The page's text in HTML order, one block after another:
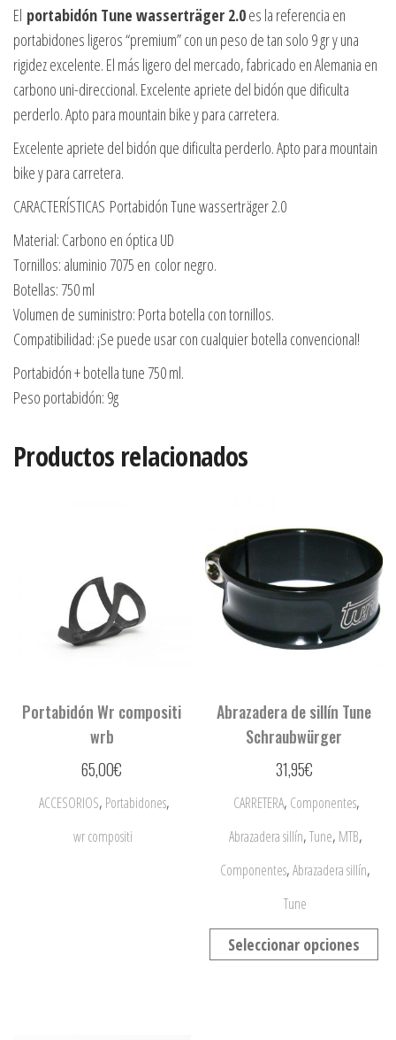
El portabidón Tune wasserträger 2.0es la referencia en
portabidones ligeros “premium” con un peso de tan solo 9 gr y una
rigidez excelente. El más ligero del mercado, fabricado en Alemania en
carbono uni-direccional. Excelente apriete del bidón que dificulta
perderlo. Apto para mountain bike y para carretera.
Excelente apriete del bidón que dificulta perderlo. Apto para mountain
bike y para carretera.
CARACTERÍSTICAS Portabidón Tune wasserträger 2.0
Material: Carbono en óptica UD
Tornillos: aluminio 7075 en color negro.
Botellas: 750 ml
Volumen de suministro: Porta botella con tornillos.
Compatibilidad: ¡Se puede usar con cualquier botella convencional!
Portabidón + botella tune 750 ml.
Peso portabidón: 9g
Productos relacionados
Portabidón Wr compositi
wrb
65,00€
ACCESORIOS, Portabidones,
wr compositi
Abrazadera de sillín Tune
Schraubwürger
31,95€
CARRETERA, Componentes,
Abrazadera sillín,Tune, MTB,
Componentes,Abrazadera sillín,
Tune
Seleccionar opciones